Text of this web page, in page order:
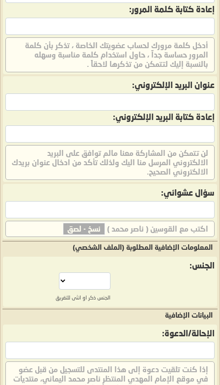
إعادة كتابة كلمة المرور:
أدخل كلمة مرورك لحساب عضويتك الخاصة ، تذكر بأن كلمة
المرور حساسة جدآ ، حاول استخدام كلمة مناسبة وسهله
بالنسبة إليك لتتمكن من تذكرها لاحقاً .
عنوان البريد الإلكتروني:
إعادة كتابة البريد الإلكتروني:
لن تتمكن من المشاركة معنا مالم توافق على البريد
الالكتروني المرسل منا اليك ولذلك تأكد من ادخال عنوان بريدك
الالكتروني الصحيح.
سؤال عشوائي:
اكتب مع القوسين ( ناصر محمد ) نسخ - لصق
المعلومات الإضافية المطلوبة (الملف الشخصي)
الجنس:
الجنس ذكر او انثى للتفريق
البيانات الإضافية
الإحالة/الدعوة:
إذا كنت تلقيت دعوة إلى هذا المنتدى للتسجيل من قبل عضو
في موقع الإمام المهدي المنتظر ناصر محمد اليماني، منتديات